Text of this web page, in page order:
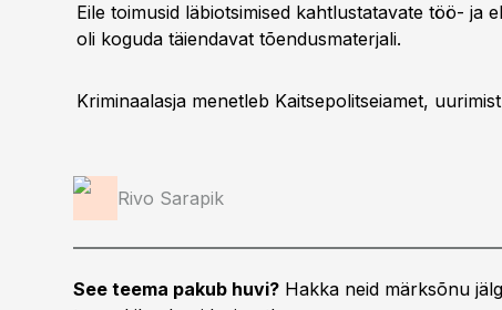
Eile toimusid läbiotsimised kahtlustatavate töö- ja
oli koguda täiendavat tõendusmaterjali.
Kriminaalasja menetleb Kaitsepolitseiamet,
Rivo Sarapik
See teema pakub huvi? Hakka neid märksõnu